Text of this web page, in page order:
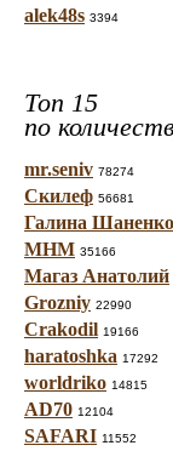
alek48s 3394
Топ 15
по
mr.seniv 78274
Скилеф 56681
Галина Шаненко
МНМ 35166
Магаз Анатолий
Grozniy 22990
Crakodil 19166
haratoshka 17292
worldriko 14815
AD70 12104
SAFARI 11552